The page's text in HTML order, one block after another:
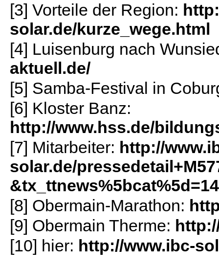
[3] Vorteile der Region:
solar.de/kurze_wege.html
[4] Luisenburg nach
aktuell.de/
[5] Samba-Festival in
[6] Kloster Banz:
http://www.hss.de/
[7] Mitarbeiter: http://
solar.de/
[8] Obermain-Marathon:
[9] Obermain Therme:
[10] hier: http://www.ibc-